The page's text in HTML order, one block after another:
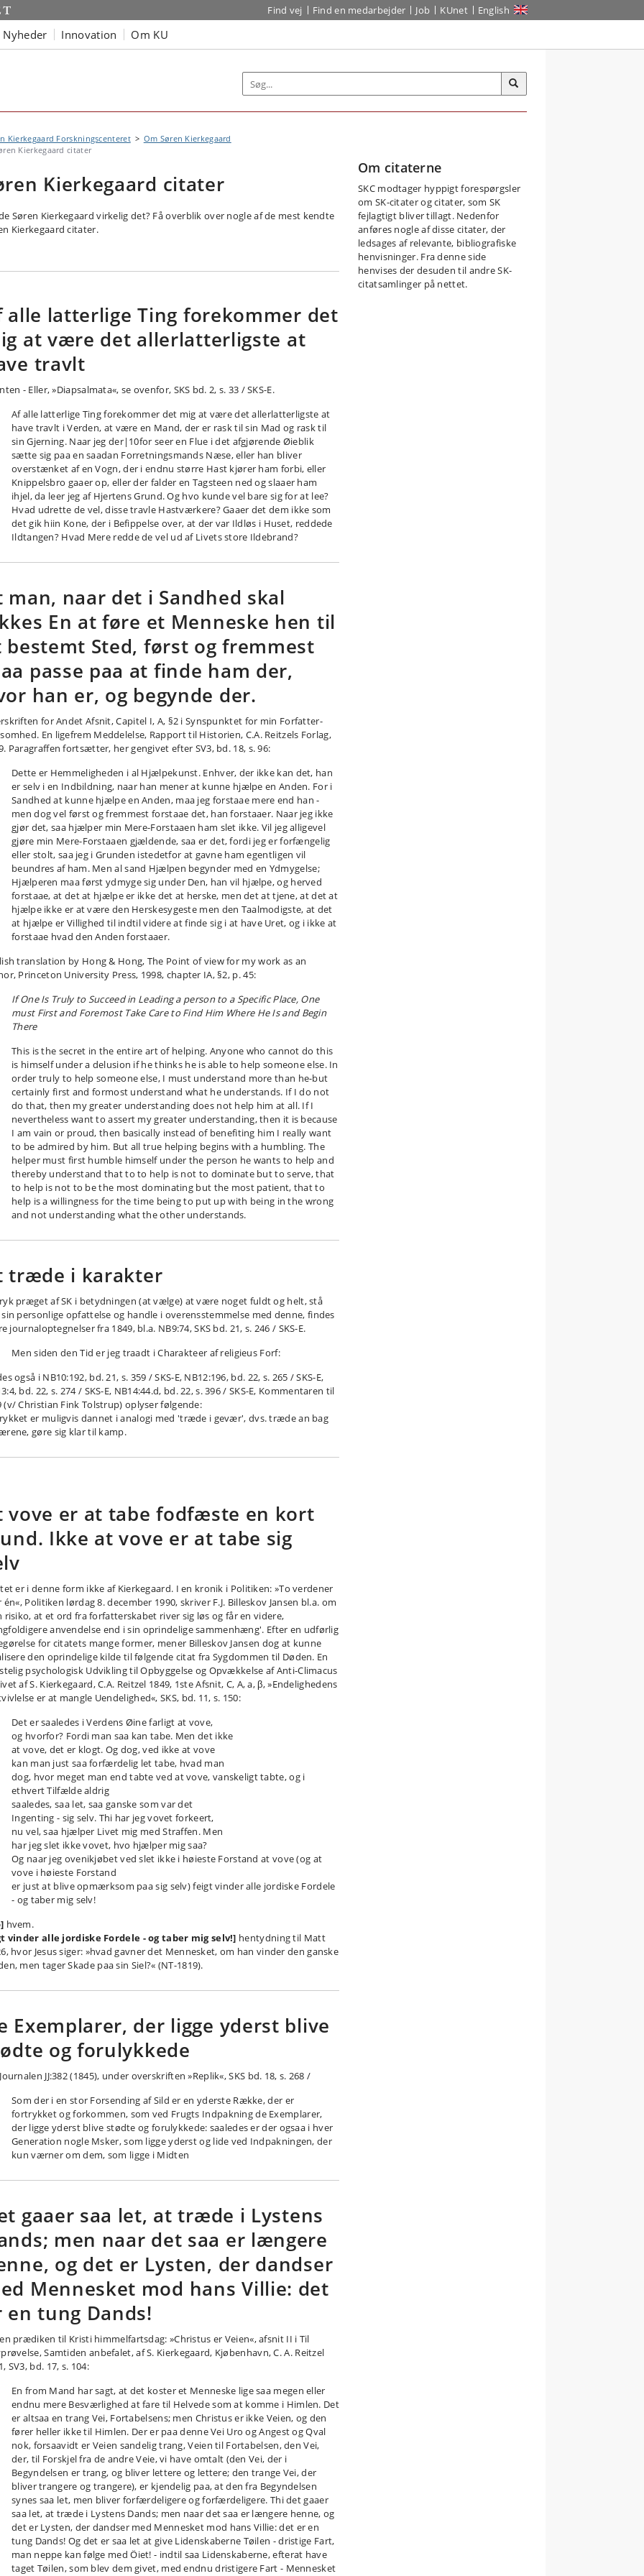
Find vej Find en medarbejder Job KUnet English
Nyheder Innovation Om KU
Kierkegaard Forskningscenteret
Om Søren Kierkegaard
Kierkegaard citater
Kierkegaard citater
Søren Kierkegaard virkelig det? Få overblik over nogle af de mest kendte
Kierkegaard citater.
alle latterlige Ting forekommer det
at være det allerlatterligste at
travlt
- Eller, »Diapsalmata«, se ovenfor, SKS bd. 2, s. 33 / SKS-E.
Af alle latterlige Ting forekommer det mig at være det allerlatterligste at
have travlt i Verden, at være en Mand, der er rask til sin Mad og rask til
sin Gjerning. Naar jeg der|10for seer en Flue i det afgjørende Øieblik
sætte sig paa en saadan Forretningsmands Næse, eller han bliver
overstænket af en Vogn, der i endnu større Hast kjører ham forbi, eller
Knippelsbro gaaer op, eller der falder en Tagsteen ned og slaaer ham
ihjel, da leer jeg af Hjertens Grund. Og hvo kunde vel bare sig for at lee?
Hvad udrette de vel, disse travle Hastværkere? Gaaer det dem ikke som
det gik hiin Kone, der i Befippelse over, at der var Ildløs i Huset, reddede
Ildtangen? Hvad Mere redde de vel ud af Livets store Ildebrand?
man, naar det i Sandhed skal
En at føre et Menneske hen til
bestemt Sted, først og fremmest
passe paa at finde ham der,
han er, og begynde der.
for Andet Afsnit, Capitel I, A, §2 i Synspunktet for min Forfatter-
En ligefrem Meddelelse, Rapport til Historien, C.A. Reitzels Forlag,
Paragraffen fortsætter, her gengivet efter SV3, bd. 18, s. 96:
Dette er Hemmeligheden i al Hjælpekunst. Enhver, der ikke kan det, han
er selv i en Indbildning, naar han mener at kunne hjælpe en Anden. For i
Sandhed at kunne hjælpe en Anden, maa jeg forstaae mere end han -
men dog vel først og fremmest forstaae det, han forstaaer. Naar jeg ikke
gjør det, saa hjælper min Mere-Forstaaen ham slet ikke. Vil jeg alligevel
gjøre min Mere-Forstaaen gjældende, saa er det, fordi jeg er forfængelig
eller stolt, saa jeg i Grunden istedetfor at gavne ham egentligen vil
beundres af ham. Men al sand Hjælpen begynder med en Ydmygelse;
Hjælperen maa først ydmyge sig under Den, han vil hjælpe, og herved
forstaae, at det at hjælpe er ikke det at herske, men det at tjene, at det at
hjælpe ikke er at være den Herskesygeste men den Taalmodigste, at det
at hjælpe er Villighed til indtil videre at finde sig i at have Uret, og i ikke at
forstaae hvad den Anden forstaaer.
translation by Hong & Hong, The Point of view for my work as an
Princeton University Press, 1998, chapter IA, §2, p. 45:
If One Is Truly to Succeed in Leading a person to a Specific Place, One
must First and Foremost Take Care to Find Him Where He Is and Begin
There
This is the secret in the entire art of helping. Anyone who cannot do this
is himself under a delusion if he thinks he is able to help someone else. In
order truly to help someone else, I must understand more than he-but
certainly first and formost understand what he understands. If I do not
do that, then my greater understanding does not help him at all. If I
nevertheless want to assert my greater understanding, then it is because
I am vain or proud, then basically instead of benefiting him I really want
to be admired by him. But all true helping begins with a humbling. The
helper must first humble himself under the person he wants to help and
thereby understand that to to help is not to dominate but to serve, that
to help is not to be the most dominating but the most patient, that to
help is a willingness for the time being to put up with being in the wrong
and not understanding what the other understands.
træde i karakter
præget af SK i betydningen (at vælge) at være noget fuldt og helt, stå
personlige opfattelse og handle i overensstemmelse med denne, findes
journaloptegnelser fra 1849, bl.a. NB9:74, SKS bd. 21, s. 246 / SKS-E.
Men siden den Tid er jeg traadt i Charakteer af religieus Forf:
også i NB10:192, bd. 21, s. 359 / SKS-E, NB12:196, bd. 22, s. 265 / SKS-E,
bd. 22, s. 274 / SKS-E, NB14:44.d, bd. 22, s. 396 / SKS-E, Kommentaren til
(v/ Christian Fink Tolstrup) oplyser følgende:
er muligvis dannet i analogi med 'træde i gevær', dvs. træde an bag
gøre sig klar til kamp.
vove er at tabe fodfæste en kort
Ikke at vove er at tabe sig
er i denne form ikke af Kierkegaard. I en kronik i Politiken: »To verdener
én«, Politiken lørdag 8. december 1990, skriver F.J. Billeskov Jansen bl.a. om
risiko, at et ord fra forfatterskabet river sig løs og får en videre,
anvendelse end i sin oprindelige sammenhæng'. Efter en udførlig
for citatets mange former, mener Billeskov Jansen dog at kunne
den oprindelige kilde til følgende citat fra Sygdommen til Døden. En
psychologisk Udvikling til Opbyggelse og Opvækkelse af Anti-Climacus
af S. Kierkegaard, C.A. Reitzel 1849, 1ste Afsnit, C, A, a, β, »Endelighedens
er at mangle Uendelighed«, SKS, bd. 11, s. 150:
Det er saaledes i Verdens Øine farligt at vove,
og hvorfor? Fordi man saa kan tabe. Men det ikke
at vove, det er klogt. Og dog, ved ikke at vove
kan man just saa forfærdelig let tabe, hvad man
dog, hvor meget man end tabte ved at vove, vanskeligt tabte, og i
ethvert Tilfælde aldrig
saaledes, saa let, saa ganske som var det
Ingenting - sig selv. Thi har jeg vovet forkeert,
nu vel, saa hjælper Livet mig med Straffen. Men
har jeg slet ikke vovet, hvo hjælper mig saa?
Og naar jeg ovenikjøbet ved slet ikke i høieste Forstand at vove (og at
vove i høieste Forstand
er just at blive opmærksom paa sig selv) feigt vinder alle jordiske Fordele
- og taber mig selv!
hvem.
vinder alle jordiske Fordele - og taber mig selv!] hentydning til Matt
hvor Jesus siger: »hvad gavner det Mennesket, om han vinder den ganske
men tager Skade paa sin Siel?« (NT-1819).
Exemplarer, der ligge yderst blive
og forulykkede
JJ:382 (1845), under overskriften »Replik«, SKS bd. 18, s. 268 /
Som der i en stor Forsending af Sild er en yderste Række, der er
fortrykket og forkommen, som ved Frugts Indpakning de Exemplarer,
der ligge yderst blive stødte og forulykkede: saaledes er der ogsaa i hver
Generation nogle Msker, som ligge yderst og lide ved Indpakningen, der
kun værner om dem, som ligge i Midten
gaaer saa let, at træde i Lystens
men naar det saa er længere
og det er Lysten, der dandser
Mennesket mod hans Villie: det
en tung Dands!
prædiken til Kristi himmelfartsdag: »Christus er Veien«, afsnit II i Til
Samtiden anbefalet, af S. Kierkegaard, Kjøbenhavn, C. A. Reitzel
SV3, bd. 17, s. 104:
En from Mand har sagt, at det koster et Menneske lige saa megen eller
endnu mere Besværlighed at fare til Helvede som at komme i Himlen. Det
er altsaa en trang Vei, Fortabelsens; men Christus er ikke Veien, og den
fører heller ikke til Himlen. Der er paa denne Vei Uro og Angest og Qval
nok, forsaavidt er Veien sandelig trang, Veien til Fortabelsen, den Vei,
der, til Forskjel fra de andre Veie, vi have omtalt (den Vei, der i
Begyndelsen er trang, og bliver lettere og lettere; den trange Vei, der
bliver trangere og trangere), er kjendelig paa, at den fra Begyndelsen
synes saa let, men bliver forfærdeligere og forfærdeligere. Thi det gaaer
saa let, at træde i Lystens Dands; men naar det saa er længere henne, og
det er Lysten, der dandser med Mennesket mod hans Villie: det er en
tung Dands! Og det er saa let at give Lidenskaberne Tøilen - dristige Fart,
man neppe kan følge med Öiet! - indtil saa Lidenskaberne, efterat have
taget Tøilen, som blev dem givet, med endnu dristigere Fart - Mennesket
Om citaterne
SKC modtager hyppigt forespørgsler
om SK-citater og citater, som SK
fejlagtigt bliver tillagt. Nedenfor
anføres nogle af disse citater, der
ledsages af relevante, bibliografiske
henvisninger. Fra denne side
henvises der desuden til andre SK-
citatsamlinger på nettet.